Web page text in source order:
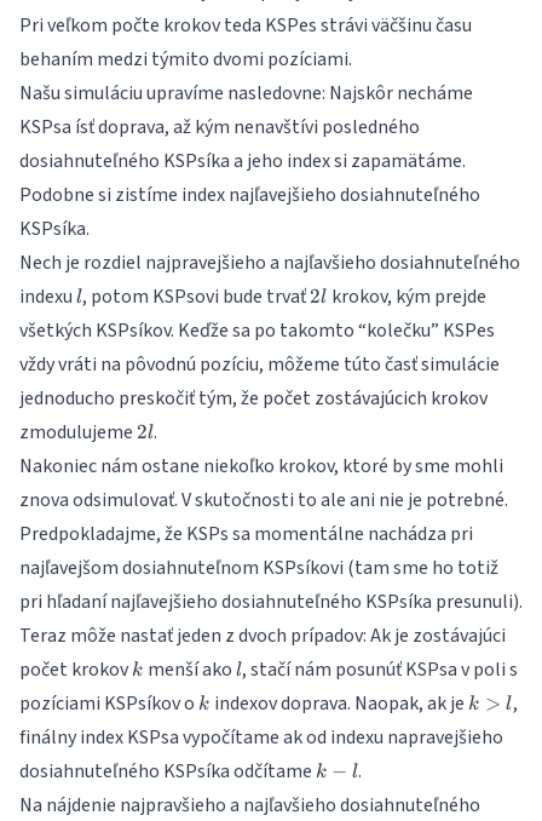
Pri veľkom počte krokov teda KSPes strávi väčšinu času
behaním medzi týmito dvomi pozíciami.
Našu simuláciu upravíme nasledovne: Najskôr necháme
KSPsa ísť doprava, až kým nenavštívi posledného
dosiahnuteľného KSPsíka a jeho index si zapamätáme.
Podobne si zistíme index najľavejšieho dosiahnuteľného
KSPsíka.
Nech je rozdiel najpravejšieho a najľavšieho dosiahnuteľného
indexu l
l, potom KSPsovi bude trvať 2l
2l krokov, kým prejde
všetkých KSPsíkov. Keďže sa po takomto “kolečku” KSPes
vždy vráti na pôvodnú pozíciu, môžeme túto časť simulácie
jednoducho preskočiť tým, že počet zostávajúcich krokov
zmodulujeme 2l
2l.
Nakoniec nám ostane niekoľko krokov, ktoré by sme mohli
znova odsimulovať. V skutočnosti to ale ani nie je potrebné.
Predpokladajme, že KSPs sa momentálne nachádza pri
najľavejšom dosiahnuteľnom KSPsíkovi (tam sme ho totiž
pri hľadaní najľavejšieho dosiahnuteľného KSPsíka presunuli).
Teraz môže nastať jeden z dvoch prípadov: Ak je zostávajúci
počet krokov k
k menší ako l
l, stačí nám posunúť KSPsa v poli s
pozíciami KSPsíkov o k
k indexov doprava. Naopak, ak je k
l
k > l,
finálny index KSPsa vypočítame ak od indexu napravejšieho
dosiahnuteľného KSPsíka odčítame k
l
k − l.
Na nájdenie najpravšieho a najľavšieho dosiahnuteľného